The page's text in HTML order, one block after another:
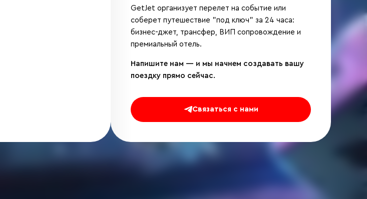
GetJet организует перелет на событие или
соберет путешествие "под ключ" за 24 часа:
бизнес-джет, трансфер, ВИП сопровождение и
премиальный отель.
Напишите нам — и мы начнем создавать вашу
поездку прямо сейчас.
Связаться с нами